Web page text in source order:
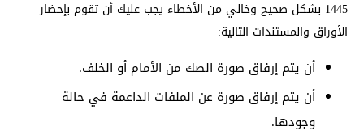
1445 بشكل صحيح وخالي من الأخطاء يجب عليك أن تقوم بإحضار
الأوراق والمستندات التالية:
أن يتم إرفاق صورة الصك من الأمام أو الخلف.
أن يتم إرفاق صورة عن الملفات الداعمة في حالة
وجودها.